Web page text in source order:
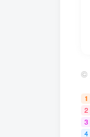
©
1
2
3
4